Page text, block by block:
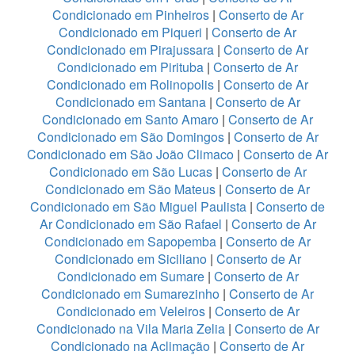
Condicionado em Pinheiros| Conserto de Ar
Condicionado em Piqueri | Conserto de Ar
Condicionado em Pirajussara | Conserto de Ar
Condicionado em Pirituba | Conserto de Ar
Condicionado em Rolinopolis | Conserto de Ar
Condicionado em Santana| Conserto de Ar
Condicionado em Santo Amaro | Conserto de Ar
Condicionado em São Domingos| Conserto de Ar
Condicionado em São João Climaco | Conserto de Ar
Condicionado em São Lucas| Conserto de Ar
Condicionado em São Mateus | Conserto de Ar
Condicionado em São Miguel Paulista | Conserto de
Ar Condicionado em São Rafael | Conserto de Ar
Condicionado em Sapopemba | Conserto de Ar
Condicionado em Siciliano| Conserto de Ar
Condicionado em Sumare| Conserto de Ar
Condicionado em Sumarezinho | Conserto de Ar
Condicionado em Veleiros| Conserto de Ar
Condicionado na Vila Maria Zelia| Conserto de Ar
Condicionado na Aclimação | Conserto de Ar